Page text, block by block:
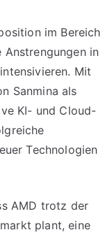
im Bereich
Anstrengungen in
Mit
Sanmina als
KI- und Cloud-
Technologien
AMD trotz der
plant, eine